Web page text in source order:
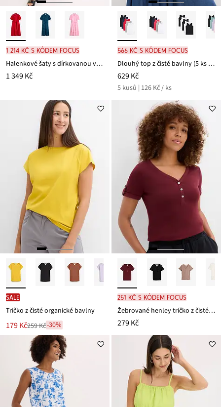
1 214 Kč s kódem FOCUS
Halenkové šaty s dírkovanou výšivkou, z čisté bavlny
1 349 Kč
566 Kč s kódem FOCUS
Dlouhý top z čisté bavlny (5 ks v balení)
629 Kč
5 kusů | 126 Kč / ks
SALE
Tričko z čisté organické bavlny
Nová
cena
179 Kč
Zlevněno259 Kč-30%
251 Kč s kódem FOCUS
Žebrované henley tričko z čisté bavlny
279 Kč